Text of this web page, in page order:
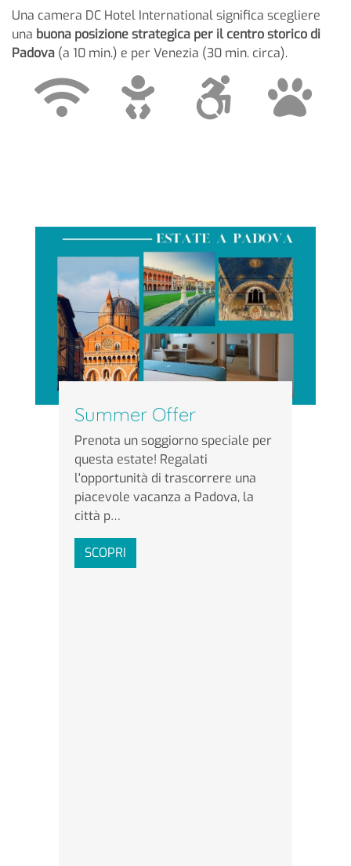
Una camera DC Hotel International significa scegliere
una buona posizione strategica per il centro storico di
Padova (a 10 min.) e per Venezia (30 min. circa).
Summer Offer
Prenota un soggiorno speciale per
questa estate! Regalati
l'opportunità di trascorrere una
piacevole vacanza a Padova, la
città p…
SCOPRI